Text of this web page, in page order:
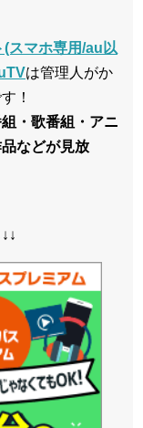
スマホ専用/au以
は管理人がか
！
・歌番組・アニ
などが見放